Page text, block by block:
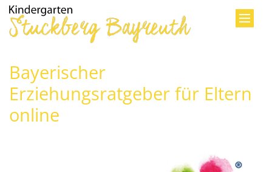
Zum Inhalt springen
Bayerischer
Erziehungsratgeber für Eltern
online